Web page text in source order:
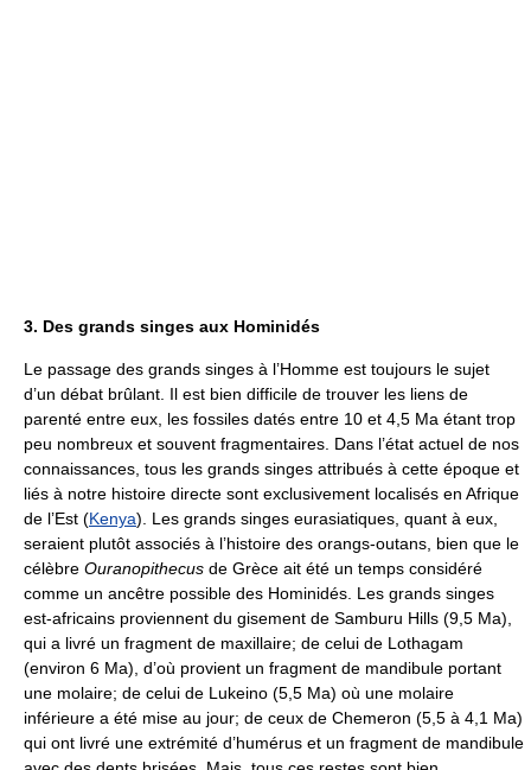
3. Des grands singes aux Hominidés
Le passage des grands singes à l’Homme est toujours le sujet
d’un débat brûlant. Il est bien difficile de trouver les liens de
parenté entre eux, les fossiles datés entre 10 et 4,5 Ma étant trop
peu nombreux et souvent fragmentaires. Dans l’état actuel de nos
connaissances, tous les grands singes attribués à cette époque et
liés à notre histoire directe sont exclusivement localisés en Afrique
de l’Est (Kenya). Les grands singes eurasiatiques, quant à eux,
seraient plutôt associés à l’histoire des orangs-outans, bien que le
célèbre Ouranopithecus de Grèce ait été un temps considéré
comme un ancêtre possible des Hominidés. Les grands singes
est-africains proviennent du gisement de Samburu Hills (9,5 Ma),
qui a livré un fragment de maxillaire; de celui de Lothagam
(environ 6 Ma), d’où provient un fragment de mandibule portant
une molaire; de celui de Lukeino (5,5 Ma) où une molaire
inférieure a été mise au jour; de ceux de Chemeron (5,5 à 4,1 Ma)
qui ont livré une extrémité d’humérus et un fragment de mandibule